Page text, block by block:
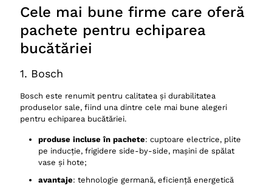
Cele mai bune firme care oferă
pachete pentru echiparea
bucătăriei
1. Bosch
Bosch este renumit pentru calitatea și durabilitatea
produselor sale, fiind una dintre cele mai bune alegeri
pentru echiparea bucătăriei.
produse incluse în pachete: cuptoare electrice, plite
pe inducție, frigidere side-by-side, mașini de spălat
vase și hote;
avantaje: tehnologie germană, eficiență energetică